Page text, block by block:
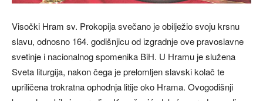
Visočki Hram sv. Prokopija svečano je obilježio svoju krsnu
slavu, odnosno 164. godišnjicu od izgradnje ove pravoslavne
svetinje i nacionalnog spomenika BiH. U Hramu je služena
Sveta liturgija, nakon čega je prelomljen slavski kolač te
upriličena trokratna ophodnja litije oko Hrama. Ovogodišnji